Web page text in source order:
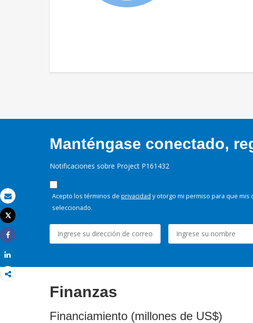
Correo electrónico
Imprimir
Tweet
Share
Manténgase conectado,
Notificaciones sobre Project P161432
Acepto los términos de privacidad y otorgo mi permiso para que
seleccionado.
Finanzas
Financiamiento (millones de US$)